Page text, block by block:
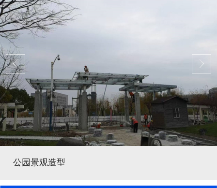
公园景观造型